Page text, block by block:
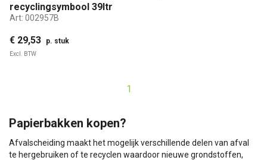
recyclingsymbool 39ltr
Art: 002957B
€ 29,53 p. stuk
Excl. BTW
1
Papierbakken kopen?
Afvalscheiding maakt het mogelijk verschillende delen van afval
te hergebruiken of te recyclen waardoor nieuwe grondstoffen,